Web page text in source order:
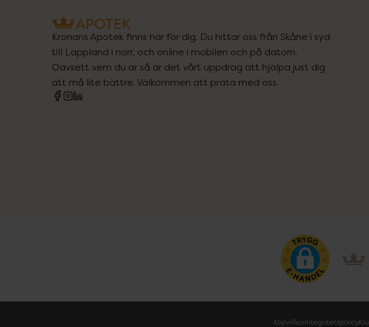
Kronans Apotek finns här för dig. Du hittar oss från Skåne i syd
till Lappland i norr, och online i mobilen och på datorn.
Oavsett vem du är så är det vårt uppdrag att hjälpa just dig
att må lite bättre. Välkommen att prata med oss.
KöpvillkorIntegritetspolicy